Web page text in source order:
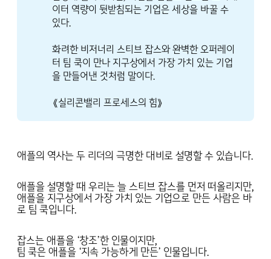
이터 역량이 뒷받침되는 기업은 세상을 바꿀 수
있다.
화려한 비저너리 스티브 잡스와 완벽한 오퍼레이
터 팀 쿡이 만나 지구상에서 가장 가치 있는 기업
을 만들어낸 것처럼 말이다.
《실리콘밸리 프로세스의 힘》
애플의 역사는 두 리더의 극명한 대비로 설명할 수 있습니다.
애플을 설명할 때 우리는 늘 스티브 잡스를 먼저 떠올리지만,
애플을 지구상에서 가장 가치 있는 기업으로 만든 사람은 바
로 팀 쿡입니다.
잡스는 애플을 ‘창조’한 인물이지만,
팀 쿡은 애플을 ‘지속 가능하게 만든’ 인물입니다.